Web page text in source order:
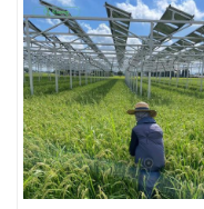
características que lo
hacen ideal para
proyectos de energía
solar.